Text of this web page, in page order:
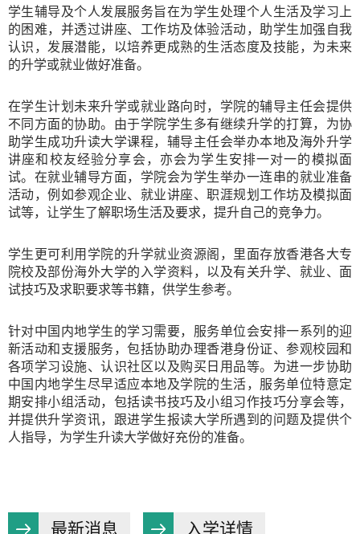
学生辅导及个人发展服务旨在为学生处理个人生活及学习上
的困难，并透过讲座、工作坊及体验活动，助学生加强自我
认识，发展潜能，以培养更成熟的生活态度及技能，为未来
的升学或就业做好准备。
在学生计划未来升学或就业路向时，学院的辅导主任会提供
不同方面的协助。由于学院学生多有继续升学的打算，为协
助学生成功升读大学课程，辅导主任会举办本地及海外升学
讲座和校友经验分享会，亦会为学生安排一对一的模拟面
试。在就业辅导方面，学院会为学生举办一连串的就业准备
活动，例如参观企业、就业讲座、职涯规划工作坊及模拟面
试等，让学生了解职场生活及要求，提升自己的竞争力。
学生更可利用学院的升学就业资源阁，里面存放香港各大专
院校及部份海外大学的入学资料，以及有关升学、就业、面
试技巧及求职要求等书籍，供学生参考。
针对中国内地学生的学习需要，服务单位会安排一系列的迎
新活动和支援服务，包括协助办理香港身份证、参观校园和
各项学习设施、认识社区以及购买日用品等。为进一步协助
中国内地学生尽早适应本地及学院的生活，服务单位特意定
期安排小组活动，包括读书技巧及小组习作技巧分享会等，
并提供升学资讯，跟进学生报读大学所遇到的问题及提供个
人指导，为学生升读大学做好充份的准备。
最新消息 入学详情